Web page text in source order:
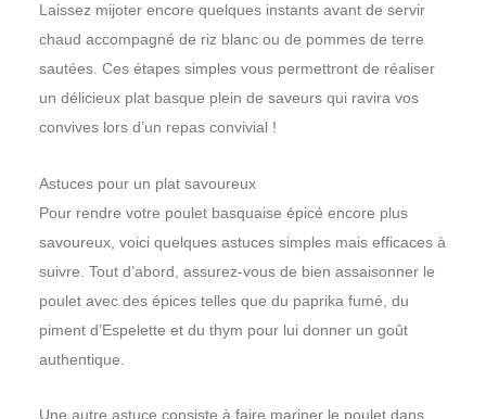
Laissez mijoter encore quelques instants avant de servir
chaud accompagné de riz blanc ou de pommes de terre
sautées. Ces étapes simples vous permettront de réaliser
un délicieux plat basque plein de saveurs qui ravira vos
convives lors d’un repas convivial !
Astuces pour un plat savoureux
Pour rendre votre poulet basquaise épicé encore plus
savoureux, voici quelques astuces simples mais efficaces à
suivre. Tout d’abord, assurez-vous de bien assaisonner le
poulet avec des épices telles que du paprika fumé, du
piment d’Espelette et du thym pour lui donner un goût
authentique.
Une autre astuce consiste à faire mariner le poulet dans